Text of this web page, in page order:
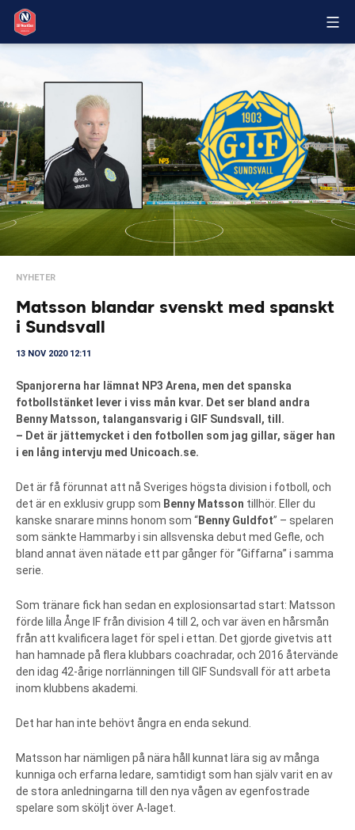
NYHETER
Matsson blandar svenskt med spanskt
i Sundsvall
13 NOV 2020 12:11
Spanjorerna har lämnat NP3 Arena, men det spanska
fotbollstänket lever i viss mån kvar. Det ser bland andra
Benny Matsson, talangansvarig i GIF Sundsvall, till.
– Det är jättemycket i den fotbollen som jag gillar, säger han
i en lång intervju med Unicoach.se.
Det är få förunnat att nå Sveriges högsta division i fotboll, och
det är en exklusiv grupp som Benny Matsson tillhör. Eller du
kanske snarare minns honom som “Benny Guldfot” – spelaren
som sänkte Hammarby i sin allsvenska debut med Gefle, och
bland annat även nätade ett par gånger för “Giffarna” i samma
serie.
Som tränare fick han sedan en explosionsartad start: Matsson
förde lilla Ånge IF från division 4 till 2, och var även en hårsmån
från att kvalificera laget för spel i ettan. Det gjorde givetvis att
han hamnade på flera klubbars coachradar, och 2016 återvände
den idag 42-årige norrlänningen till GIF Sundsvall för att arbeta
inom klubbens akademi.
Det har han inte behövt ångra en enda sekund.
Matsson har nämligen på nära håll kunnat lära sig av många
kunniga och erfarna ledare, samtidigt som han själv varit en av
de stora anledningarna till den nya vågen av egenfostrade
spelare som sköljt över A-laget.